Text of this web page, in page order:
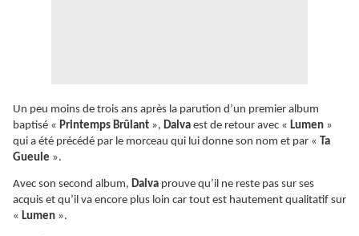
Un peu moins de trois ans après la parution d’un premier album
baptisé « Printemps Brûlant », Dalva est de retour avec « Lumen »
qui a été précédé par le morceau qui lui donne son nom et par « Ta
Gueule ».
Avec son second album, Dalva prouve qu’il ne reste pas sur ses
acquis et qu’il va encore plus loin car tout est hautement qualitatif sur
« Lumen ».